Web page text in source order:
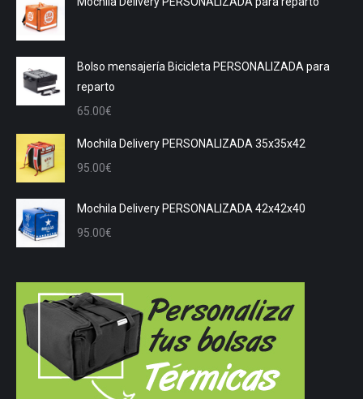
Bolso mensajería Bicicleta PERSONALIZADA para
reparto
65.00€
Mochila Delivery PERSONALIZADA 35x35x42
95.00€
Mochila Delivery PERSONALIZADA 42x42x40
95.00€